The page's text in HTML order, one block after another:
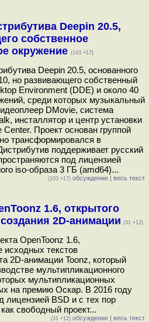
Deepin 20.5,
собственное
окружение (103 +17)
Deepin 20.5, основанного
но развивающего собственный
Environment (DDE) и около 40
среди которых музыкальный
DMovie, система
инсталлятор и центр установки
Проект основан группой
трансформировался в
поддерживает русский
под лицензией
iso-образа 3 ГБ (amd64)...
(103 +17) обсуждение | весь текст
1.6, открытого
2D-анимации (31 +12)
OpenToonz 1.6,
исходных текстов
2D-анимации Toonz, который
мультипликационного
мультипликационных
на премию Оскар. В 2016 году
лицензией BSD и с тех пор
свободный проект...
(31 +12) обсуждение | весь текст